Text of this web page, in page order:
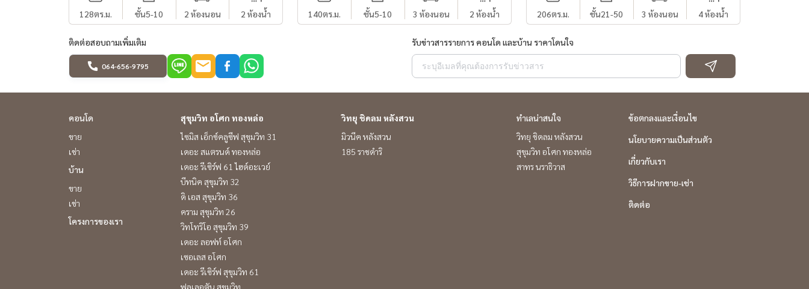
128ตร.ม. ชั้น5-10 2 ห้องนอน 2 ห้องน้ำ 140ตร.ม. ชั้น5-10 3 ห้องนอน 2 ห้องน้ำ 206ตร.ม. ชั้น21-50 3 ห้องนอน 4 ห้องน้ำ
ติดต่อสอบถามเพิ่มเติม
064-656-9795
รับข่าวสารรายการ คอนโด และบ้าน ราคาโดนใจ
คอนโด
ขาย
เช่า
บ้าน
ขาย
เช่า
โครงการของเรา
สุขุมวิท อโศก ทองหล่อ
ไซมิส เอ็กซ์คลูซีฟ สุขุมวิท 31
เดอะ สแตรนด์ ทองหล่อ
เดอะ รีเซิร์ฟ 61 ไฮด์อะเวย์
บีทนิค สุขุมวิท 32
ดิ เอส สุขุมวิท 36
คราม สุขุมวิท 26
วิทโทริโอ สุขุมวิท 39
เดอะ ลอฟท์ อโศก
เซอเลส อโศก
เดอะ รีเซิร์ฟ สุขุมวิท 61
ฟูลเลอตัน สุขุมวิท
วิทยุ ชิดลม หลังสวน
มิวนีค หลังสวน
185 ราชดำริ
ทำเลน่าสนใจ
วิทยุ ชิดลม หลังสวน
สุขุมวิท อโศก ทองหล่อ
สาทร นราธิวาส
ข้อตกลงและเงื่อนไข
นโยบายความเป็นส่วนตัว
เกี่ยวกับเรา
วิธีการฝากขาย-เช่า
ติดต่อ